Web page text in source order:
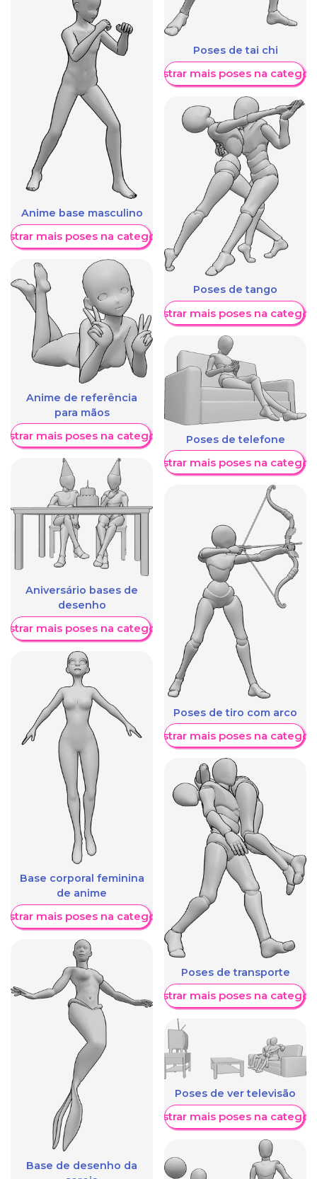
Anime base masculino
mais poses na categoria
Anime de referência
para mãos
mais poses na categoria
Aniversário bases de
desenho
mais poses na categoria
Base corporal feminina
de anime
mais poses na categoria
Base de desenho da
Poses de tai chi
Mostrar mais poses na
Poses de tango
Mostrar mais poses na
Poses de telefone
Mostrar mais poses na
Poses de tiro com arco
Mostrar mais poses na
Poses de transporte
Mostrar mais poses na
Poses de ver televisão
Mostrar mais poses na